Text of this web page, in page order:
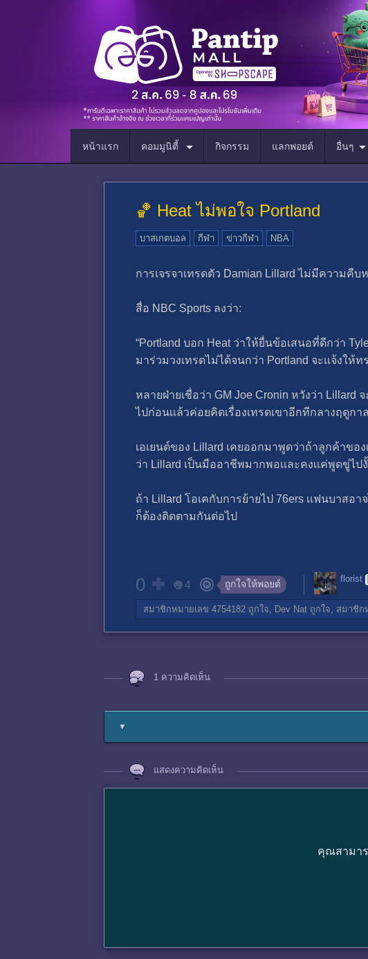
หน้าแรก คอมมูนิตี้ กิจกรรม แลกพอยต์ อื่นๆ
🏀 Heat ไม่พอใจ Portland
บาสเกตบอล กีฬา ข่าวกีฬา NBA
การเจรจาเทรดตัว Damian Lillard ไม่มีความคื
สื่อ NBC Sports ลงว่า:
“Portland บอก Heat ว่าให้ยื่นข้อเสนอที่ดีกว่า
มาร่วมวงเทรดไม่ได้จนกว่า Portland จะเเจ้งให้
หลายฝ่ายเชื่อว่า GM Joe Cronin หวังว่า
ไปก่อนเเล้วค่อยคิดเรื่องเทรดเขาอีกทีกลางฤดูก
เอเยนต์ของ Lillard เคยออกมาพูดว่าถ้าลูกค้าขอ
ว่า Lillard เป็นมืออาชีพมากพอเเละคงเเค่พูดขู่ไ
ถ้า Lillard โอเคกับการย้ายไป 76ers เเฟนบาสอา
ก็ต้องติดตามกันต่อไป
0 4 ถูกใจให้พอยต์ florist
สมาชิกหมายเลข 4754182 ถูกใจ, Dev Nat ถูกใจ, สมาชิก
1 ความคิดเห็น
▼
แสดงความคิดเห็น
คุณสามาร